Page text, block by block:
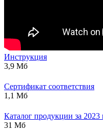
Инструкция
3,9 Мб
Сертификат соответствия
1,1 Мб
Каталог продукции за 2023
31 Мб